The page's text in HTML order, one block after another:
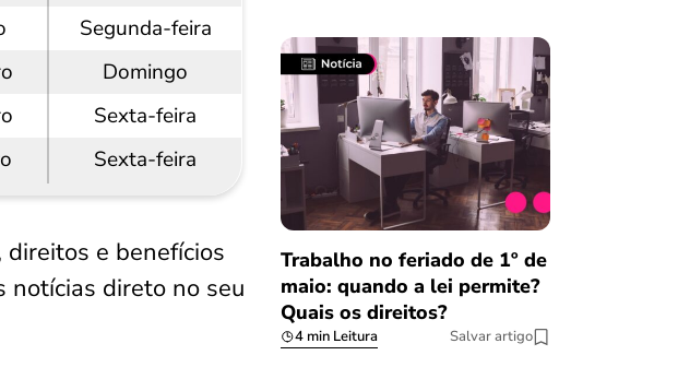
Segunda-feira
Domingo
Sexta-feira
Sexta-feira
e benefícios
notícias direto no seu
Trabalho no feriado de 1º de
maio: quando a lei permite?
Quais os direitos?
4 min Leitura Salvar artigo